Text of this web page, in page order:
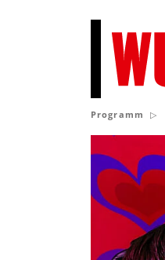
Programm